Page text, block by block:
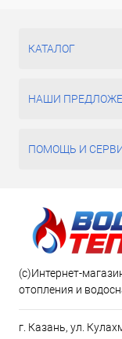
КАТАЛОГ
НАШИ
ПОМОЩЬ И
(c)Интернет-
отопления и
г. Казань, ул.